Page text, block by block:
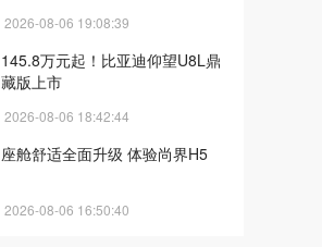
2026-08-06 19:08:39
145.8万元起！比亚迪仰望U8L鼎
藏版上市
2026-08-06 18:42:44
座舱舒适全面升级 体验尚界H5
2026-08-06 16:50:40